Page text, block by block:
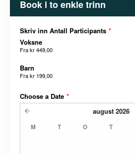
Book i to enkle trinn
Skriv inn Antall Participants *
Voksne
Frakr 449,00
Barn
Frakr 199,00
Choose a Date *
august 2026
M T O T